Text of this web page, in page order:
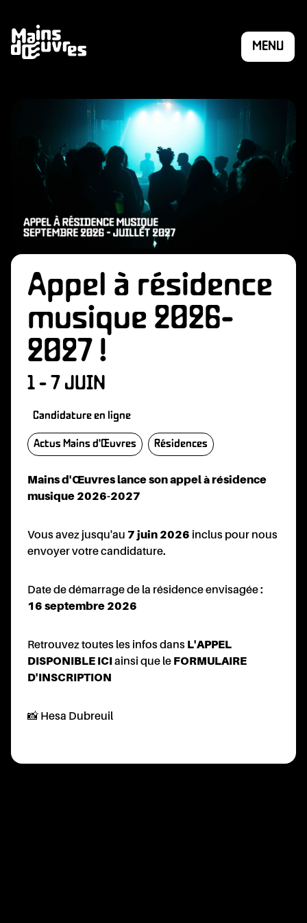
MENU
Appel à résidence
musique 2026-
2027 !
1 - 7 JUIN
Candidature en ligne
Actus Mains d'Œuvres Résidences
Mains d'Œuvres lance son appel à résidence
musique 2026-2027
Vous avez jusqu'au 7 juin 2026 inclus pour nous
envoyer votre candidature.
Date de démarrage de la résidence envisagée :
16 septembre 2026
Retrouvez toutes les infos dans L'APPEL
DISPONIBLE ICI ainsi que le FORMULAIRE
D'INSCRIPTION
📸 Hesa Dubreuil